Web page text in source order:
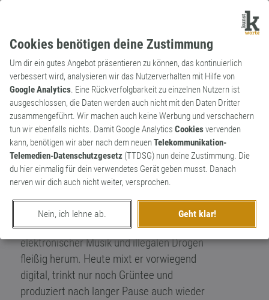
Cookies benötigen deine Zustimmung
Um dir ein gutes Angebot präsentieren zu können, das kontinuierlich
verbessert wird, analysieren wir das Nutzerverhalten mit Hilfe von
Google Analytics. Eine Rückverfolgbarkeit zu einzelnen Nutzern ist
ausgeschlossen, die Daten werden auch nicht mit den Daten Dritter
zusammengeführt. Wir machen auch keine Werbung und verschachern
tun wir ebenfalls nichts. Damit Google Analytics Cookiesvervenden
kann, benötigen wir aber nach dem neuenTelekommunikation-
Telemedien-Datenschutzgesetz (TTDSG) nun deine Zustimmung. Die
du hier einmalig für dein verwendetes Gerät geben musst. Danach
nerven wir dich auch nicht weiter, versprochen.
Nein, ich lehne ab. Geht klar!
Wortkünstler
DJ Paul Katz
Paul Katz schreibt bei www.retropie.de
über alles, was mit elektronischer Retro-
Musik zu tun hat. Die Jugend in den frühen
1994 zwei Turntables plus Mixer, Techno-
und Trance-Vinyl, und experimentierte mit
elektronischer Musik und illegalen Drogen
fleißig herum. Heute mixt er vorwiegend
digital, trinkt nur noch Grüntee und
produziert nach langer Pause auch wieder
286
409